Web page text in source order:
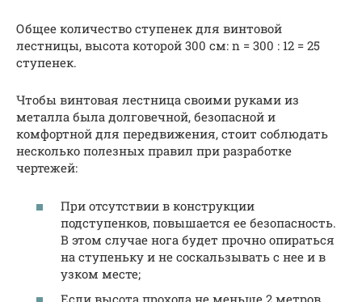
Общее количество ступенек для винтовой
лестницы, высота которой 300 см: n = 300 : 12 = 25
ступенек.
Чтобы винтовая лестница своими руками из
металла была долговечной, безопасной и
комфортной для передвижения, стоит соблюдать
несколько полезных правил при разработке
чертежей:
При отсутствии в конструкции
подступенков, повышается ее безопасность.
В этом случае нога будет прочно опираться
на ступеньку и не соскальзывать с нее и в
узком месте;
Если высота прохода не меньше 2 метров,